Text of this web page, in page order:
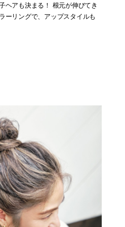
ヘアも決まる！ 根元が伸びてき
ーリングで、アップスタイルも